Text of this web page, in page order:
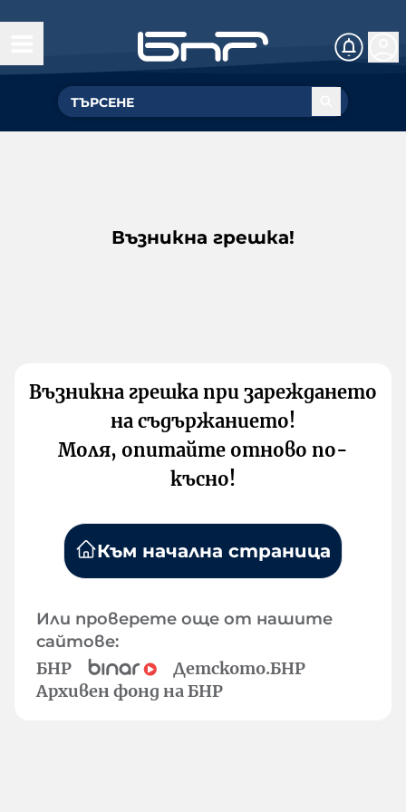
Възникна грешка!
Възникна грешка при зареждането
на съдържанието!
Моля, опитайте отново по-
късно!
Към начална страница
Или проверете още от нашите
сайтове:
БНР
Детското.БНР
Архивен фонд на БНР